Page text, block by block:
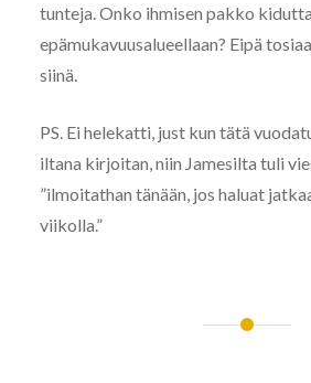
tunteja. Onko ihmisen pakko
epämukavuusalueellaan? Eipä
siinä.
PS. Ei helekatti, just kun tätä
iltana kirjoitan, niin Jamesilta tuli
”ilmoitathan tänään, jos haluat
viikolla.”